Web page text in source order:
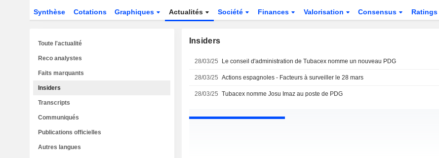
Synthèse Cotations Graphiques Actualités Société Finances Valorisation Consensus Ratings
Insiders
28/03/25 Le conseil d'administration de Tubacex nomme un nouveau PDG
28/03/25 Actions espagnoles - Facteurs à surveiller le 28 mars
28/03/25 Tubacex nomme Josu Imaz au poste de PDG
Toute l'actualité
Reco analystes
Faits marquants
Insiders
Transcripts
Communiqués
Publications officielles
Autres langues